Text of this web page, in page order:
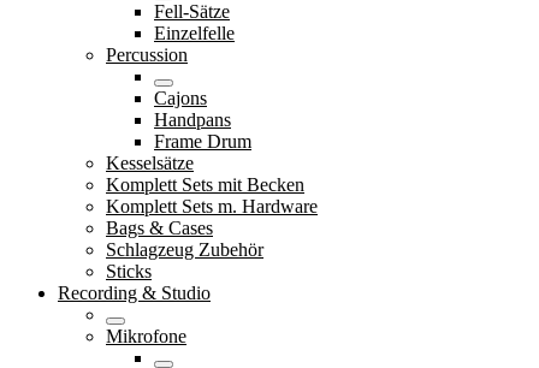
Fell-Sätze
Einzelfelle
Percussion
Cajons
Handpans
Frame Drum
Kesselsätze
Komplett Sets mit Becken
Komplett Sets m. Hardware
Bags & Cases
Schlagzeug Zubehör
Sticks
Recording & Studio
Mikrofone